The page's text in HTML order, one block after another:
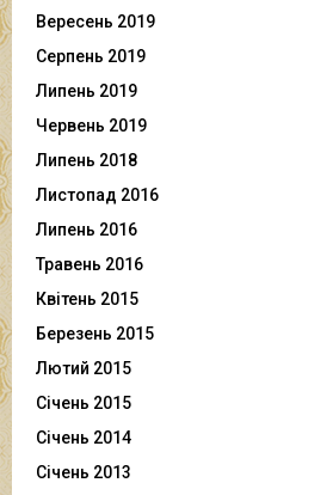
Вересень 2019
Серпень 2019
Липень 2019
Червень 2019
Липень 2018
Листопад 2016
Липень 2016
Травень 2016
Квітень 2015
Березень 2015
Лютий 2015
Січень 2015
Січень 2014
Січень 2013